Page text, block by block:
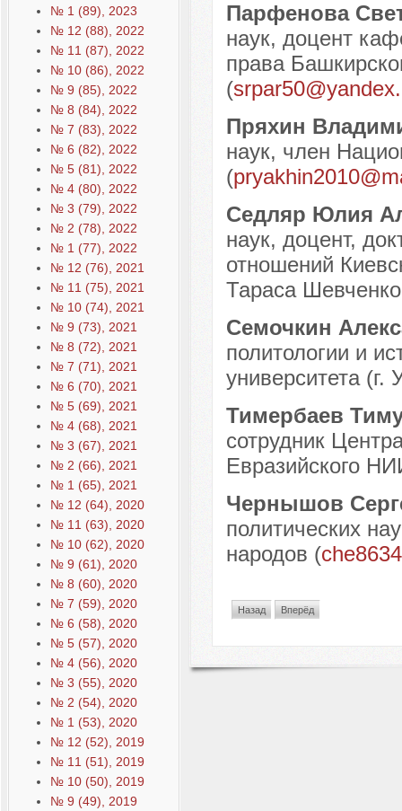
№ 1 (89), 2023
№ 12 (88), 2022
№ 11 (87), 2022
№ 10 (86), 2022
№ 9 (85), 2022
№ 8 (84), 2022
№ 7 (83), 2022
№ 6 (82), 2022
№ 5 (81), 2022
№ 4 (80), 2022
№ 3 (79), 2022
№ 2 (78), 2022
№ 1 (77), 2022
№ 12 (76), 2021
№ 11 (75), 2021
№ 10 (74), 2021
№ 9 (73), 2021
№ 8 (72), 2021
№ 7 (71), 2021
№ 6 (70), 2021
№ 5 (69), 2021
№ 4 (68), 2021
№ 3 (67), 2021
№ 2 (66), 2021
№ 1 (65), 2021
№ 12 (64), 2020
№ 11 (63), 2020
№ 10 (62), 2020
№ 9 (61), 2020
№ 8 (60), 2020
№ 7 (59), 2020
№ 6 (58), 2020
№ 5 (57), 2020
№ 4 (56), 2020
№ 3 (55), 2020
№ 2 (54), 2020
№ 1 (53), 2020
№ 12 (52), 2019
№ 11 (51), 2019
№ 10 (50), 2019
№ 9 (49), 2019
Парфенова
наук, доцент
права
(
Пряхин
наук, член
(
Седляр Юлия
наук, доцент,
отношений
Тараса
Семочкин
политологии и
университета (г.
Тимербаев
сотрудник
Евразийского
Чернышов
политических
народов (
Назад Вперёд